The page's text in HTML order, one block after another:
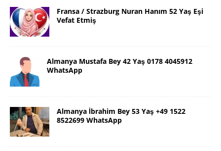
Fransa / Strazburg Nuran Hanım 52 Yaş Eşi
Vefat Etmiş
Almanya Mustafa Bey 42 Yaş 0178 4045912
WhatsApp
Almanya İbrahim Bey 53 Yaş +49 1522
8522699 WhatsApp